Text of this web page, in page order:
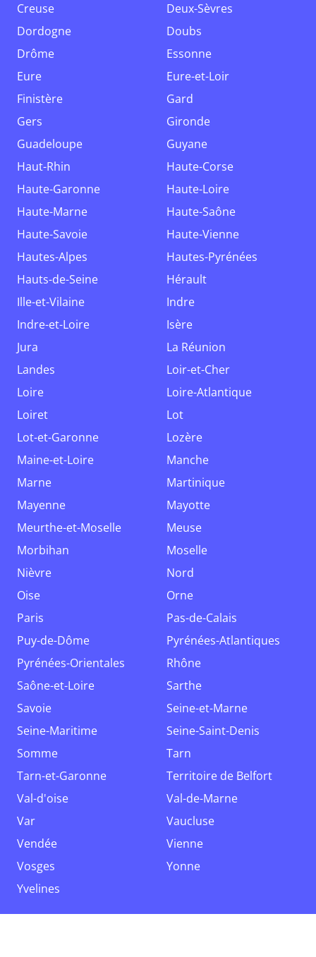
Creuse
Deux-Sèvres
Dordogne
Doubs
Drôme
Essonne
Eure
Eure-et-Loir
Finistère
Gard
Gers
Gironde
Guadeloupe
Guyane
Haut-Rhin
Haute-Corse
Haute-Garonne
Haute-Loire
Haute-Marne
Haute-Saône
Haute-Savoie
Haute-Vienne
Hautes-Alpes
Hautes-Pyrénées
Hauts-de-Seine
Hérault
Ille-et-Vilaine
Indre
Indre-et-Loire
Isère
Jura
La Réunion
Landes
Loir-et-Cher
Loire
Loire-Atlantique
Loiret
Lot
Lot-et-Garonne
Lozère
Maine-et-Loire
Manche
Marne
Martinique
Mayenne
Mayotte
Meurthe-et-Moselle
Meuse
Morbihan
Moselle
Nièvre
Nord
Oise
Orne
Paris
Pas-de-Calais
Puy-de-Dôme
Pyrénées-Atlantiques
Pyrénées-Orientales
Rhône
Saône-et-Loire
Sarthe
Savoie
Seine-et-Marne
Seine-Maritime
Seine-Saint-Denis
Somme
Tarn
Tarn-et-Garonne
Territoire de Belfort
Val-d'oise
Val-de-Marne
Var
Vaucluse
Vendée
Vienne
Vosges
Yonne
Yvelines